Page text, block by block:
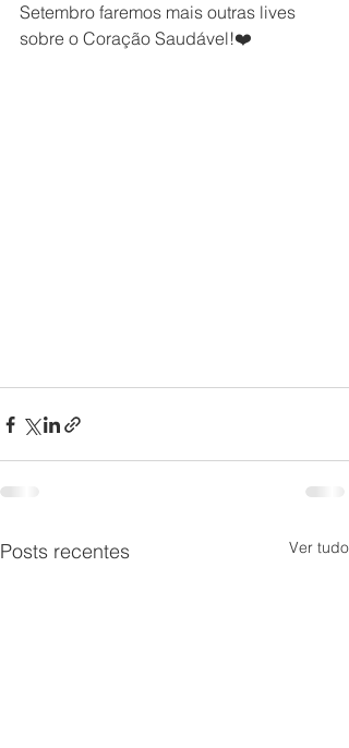
Setembro faremos mais outras lives
sobre o Coração Saudável!❤️
Posts recentes Ver tudo